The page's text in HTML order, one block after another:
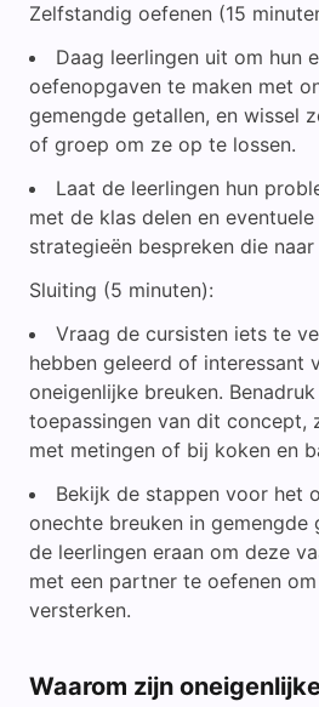
Zelfstandig oefenen (15
Daag leerlingen uit om hun
oefenopgaven te maken met
gemengde getallen, en wissel
of groep om ze op te lossen.
Laat de leerlingen hun
met de klas delen en
strategieën bespreken die
Sluiting (5 minuten):
Vraag de cursisten iets te
hebben geleerd of interessant
oneigenlijke breuken.
toepassingen van dit concept,
met metingen of bij koken en
Bekijk de stappen voor het
onechte breuken in gemengde
de leerlingen eraan om deze
met een partner te oefenen
versterken.
Waarom zijn